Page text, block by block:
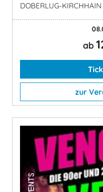
DOBERLUG-
ab
zur